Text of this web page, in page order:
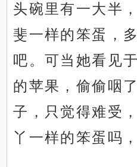
头碗里有一大半
斐一样的笨蛋，
吧。可当她看见
的苹果，偷偷咽
子，只觉得难受
丫一样的笨蛋吗